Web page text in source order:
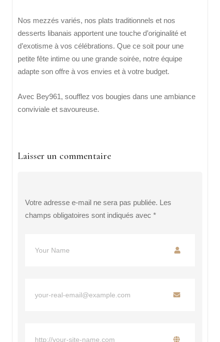
Nos mezzés variés, nos plats traditionnels et nos
desserts libanais apportent une touche d’originalité et
d’exotisme à vos célébrations. Que ce soit pour une
petite fête intime ou une grande soirée, notre équipe
adapte son offre à vos envies et à votre budget.
Avec Bey961, soufflez vos bougies dans une ambiance
conviviale et savoureuse.
Laisser un commentaire
Votre adresse e-mail ne sera pas publiée. Les
champs obligatoires sont indiqués avec *